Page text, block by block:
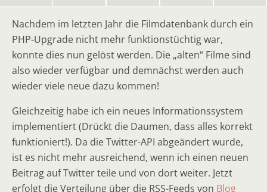
Nachdem im letzten Jahr die Filmdatenbank durch ein
PHP-Upgrade nicht mehr funktionstüchtig war,
konnte dies nun gelöst werden. Die „alten“ Filme sind
also wieder verfügbar und demnächst werden auch
wieder viele neue dazu kommen!
Gleichzeitig habe ich ein neues Informationssystem
implementiert (Drückt die Daumen, dass alles korrekt
funktioniert!). Da die Twitter-API abgeändert wurde,
ist es nicht mehr ausreichend, wenn ich einen neuen
Beitrag auf Twitter teile und von dort weiter. Jetzt
erfolgt die Verteilung über die RSS-Feeds von Blog